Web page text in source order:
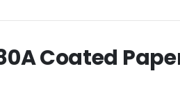
Coated